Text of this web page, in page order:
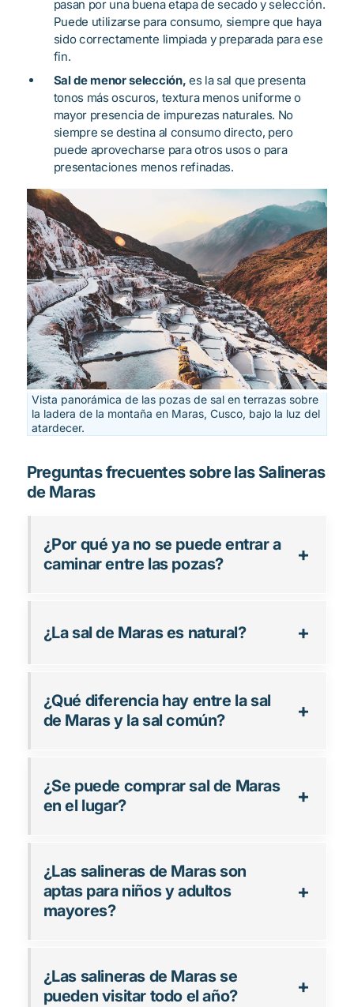
pasan por una buena etapa de secado y selección.
Puede utilizarse para consumo, siempre que haya
sido correctamente limpiada y preparada para ese
fin.
Sal de menor selección, es la sal que presenta
tonos más oscuros, textura menos uniforme o
mayor presencia de impurezas naturales. No
siempre se destina al consumo directo, pero
puede aprovecharse para otros usos o para
presentaciones menos refinadas.
Vista panorámica de las pozas de sal en terrazas sobre
la ladera de la montaña en Maras, Cusco, bajo la luz del
atardecer.
Preguntas frecuentes sobre las Salineras
de Maras
¿Por qué ya no se puede entrar a
caminar entre las pozas?
¿La sal de Maras es natural?
¿Qué diferencia hay entre la sal
de Maras y la sal común?
¿Se puede comprar sal de Maras
en el lugar?
¿Las salineras de Maras son
aptas para niños y adultos
mayores?
¿Las salineras de Maras se
pueden visitar todo el año?